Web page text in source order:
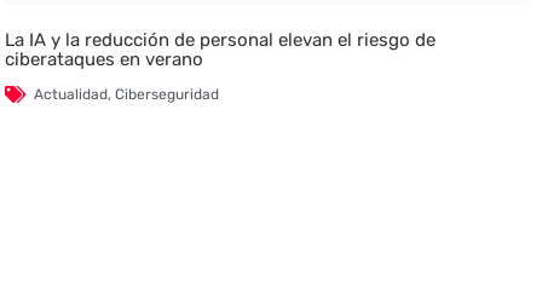
La IA y la reducción de personal elevan el riesgo de
ciberataques en verano
Actualidad,Ciberseguridad